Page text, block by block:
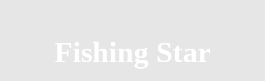
Fishing Star